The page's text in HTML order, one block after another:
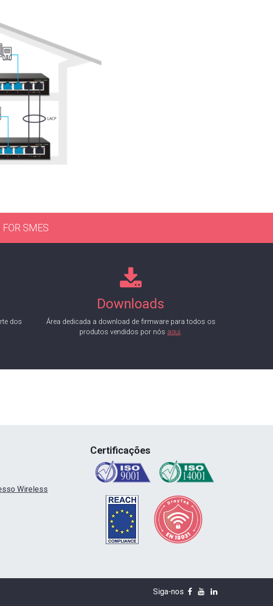
SMES
dos
Downloads
Área dedicada a download de firmware para todos os
produtos vendidos por nós aqui.
Wireless
Certificações
Siga-nos